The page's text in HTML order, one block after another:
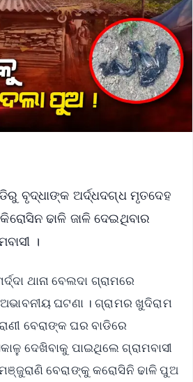
ବୃଦ୍ଧାଙ୍କ ଅର୍ଦ୍ଧଦଗ୍ଧ ମୃତଦେହ
ଢାଳି ଜାଳି ଦେଇଥିବାର
।
ଥାନା ବେଲଦା ଗ୍ରାମରେ
ଘଟଣା । ଗ୍ରାମର ଖୁଦିରାମ
ବେରାଙ୍କ ଘର ବାଡିରେ
ଦେଖିବାକୁ ପାଇଥିଲେ ଗ୍ରାମବାସୀ
ବେରାଙ୍କୁ କରୋସିନି ଢାଳି ପୁଅ